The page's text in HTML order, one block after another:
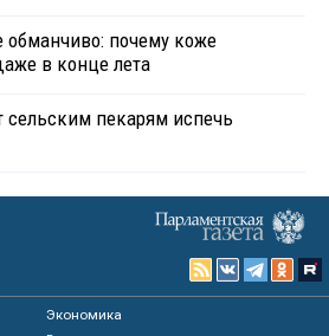
обманчиво: почему коже
в конце лета
сельским пекарям испечь
Экономика